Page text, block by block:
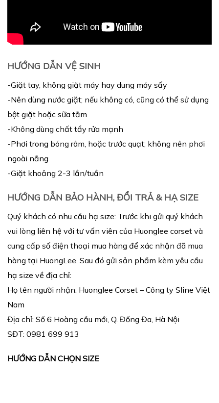
HƯỚNG DẪN VỆ SINH
-Giặt tay, không giặt máy hay dung máy sấy
-Nên dùng nước giặt; nếu không có, cũng có thể sử dụng
bột giặt hoặc sữa tắm
-Không dùng chất tẩy rửa mạnh
-Phơi trong bóng râm, hoặc trước quạt; không nên phơi
ngoài nắng
-Giặt khoảng 2-3 lần/tuần
HƯỚNG DẪN BẢO HÀNH, ĐỔI TRẢ & HẠ SIZE
Quý khách có nhu cầu hạ size: Trước khi gửi quý khách
vui lòng liên hệ với tư vấn viên của Huonglee corset và
cung cấp số điện thoại mua hàng để xác nhận đã mua
hàng tại HuongLee. Sau đó gửi sản phẩm kèm yêu cầu
hạ size về địa chỉ:
Họ tên người nhận: Huonglee Corset – Công ty Sline Việt
Nam
Địa chỉ: Số 6 Hoàng cầu mới, Q. Đống Đa, Hà Nội
SĐT: 0981 699 913
HƯỚNG DẪN CHỌN SIZE